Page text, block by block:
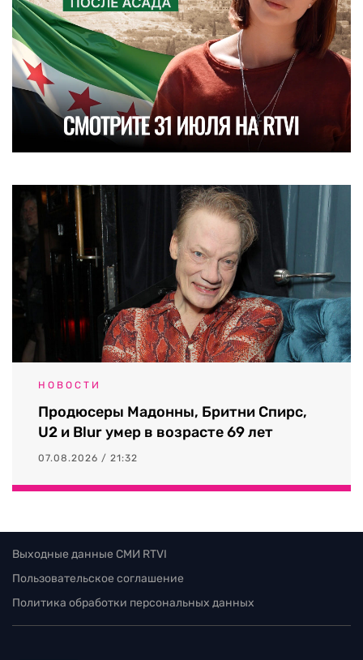
НОВОСТИ
Продюсеры Мадонны, Бритни Спирс,
U2 и Blur умер в возрасте 69 лет
07.08.2026 / 21:32
Выходные данные СМИ RTVI
Пользовательское соглашение
Политика обработки персональных данных